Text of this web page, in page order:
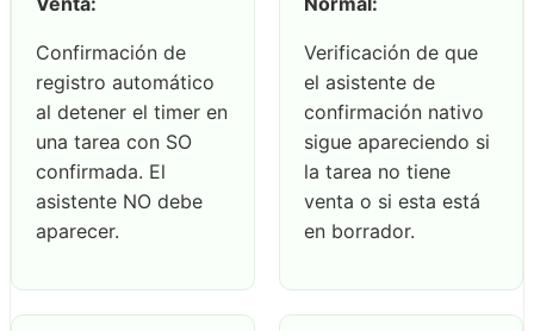
Confirmación de
registro automático
al detener el timer en
una tarea con SO
confirmada. El
asistente NO debe
aparecer.
Verificación de que
el asistente de
confirmación nativo
sigue apareciendo si
la tarea no tiene
venta o si esta está
en borrador.